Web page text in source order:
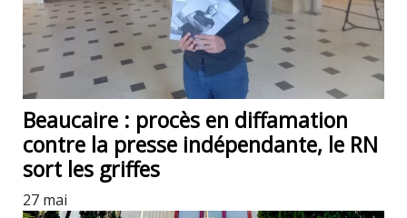
Beaucaire : procès en diffamation
contre la presse indépendante, le RN
sort les griffes
27 mai